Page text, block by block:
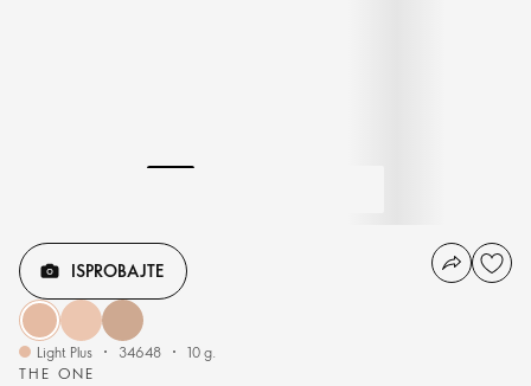
THE ONE
ISPROBAJTE
Light Plus 34648 10 g.